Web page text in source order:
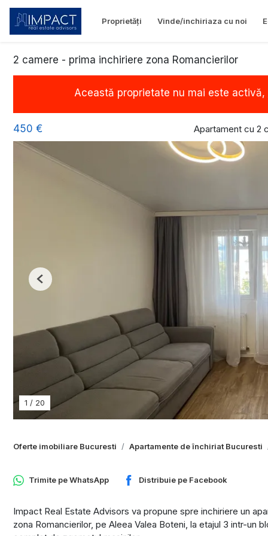
Proprietăți Vinde/inchiriaza cu noi
2 camere - prima inchiriere zona Romancierilor
Această proprietate nu mai este activă,
450 € Apartament cu 2
1 / 20
Previous
Oferte imobiliare Bucuresti Apartamente de închiriat Bucuresti
Trimite peWhatsApp Distribuie pe Facebook
Impact Real Estate Advisors va propune spre inchiriere un
zona Romancierilor, pe Aleea Valea Boteni, la etajul 3 intr-un